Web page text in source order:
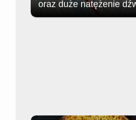
oraz duże natężenie
magistrat: w związku z
Soundystem Street Festival